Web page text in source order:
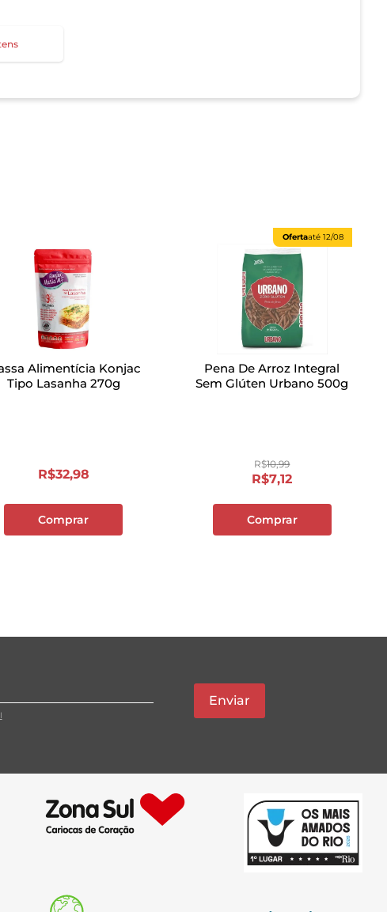
Alimentícia Konjac
Tipo Lasanha 270g
R$32,98
Comprar
Ofertaaté 12/08
Pena De Arroz Integral
Sem Glúten Urbano 500g
R$10,99
R$7,12
Comprar
Enviar